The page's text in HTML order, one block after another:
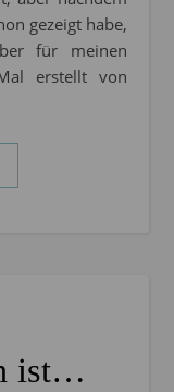
gezeigt habe,
für meinen
erstellt von
ist…